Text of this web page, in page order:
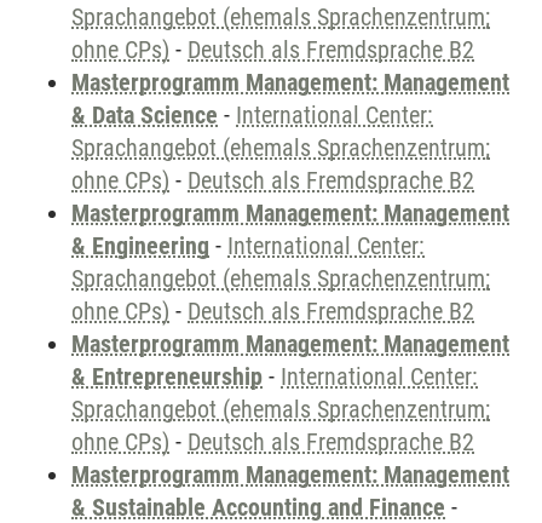
Sprachangebot (ehemals Sprachenzentrum;
ohne CPs) - Deutsch als Fremdsprache B2
Masterprogramm Management: Management
& Data Science - International Center:
Sprachangebot (ehemals Sprachenzentrum;
ohne CPs) - Deutsch als Fremdsprache B2
Masterprogramm Management: Management
& Engineering - International Center:
Sprachangebot (ehemals Sprachenzentrum;
ohne CPs) - Deutsch als Fremdsprache B2
Masterprogramm Management: Management
& Entrepreneurship - International Center:
Sprachangebot (ehemals Sprachenzentrum;
ohne CPs) - Deutsch als Fremdsprache B2
Masterprogramm Management: Management
& Sustainable Accounting and Finance -